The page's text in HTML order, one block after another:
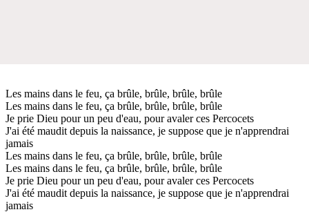
Les mains dans le feu, ça brûle, brûle, brûle, brûle
Les mains dans le feu, ça brûle, brûle, brûle, brûle
Je prie Dieu pour un peu d'eau, pour avaler ces Percocets
J'ai été maudit depuis la naissance, je suppose que je n'apprendrai
jamais
Les mains dans le feu, ça brûle, brûle, brûle, brûle
Les mains dans le feu, ça brûle, brûle, brûle, brûle
Je prie Dieu pour un peu d'eau, pour avaler ces Percocets
J'ai été maudit depuis la naissance, je suppose que je n'apprendrai
jamais